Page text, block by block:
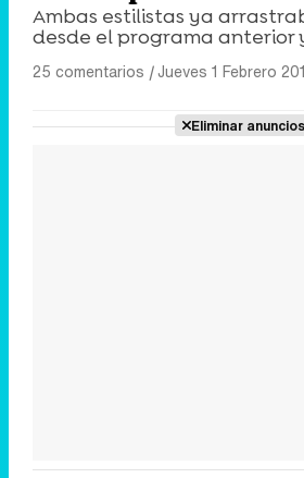
Ambas estilistas ya
desde el programa anterior
25 comentarios |Jueves 1 Febrero
Eliminar anuncios